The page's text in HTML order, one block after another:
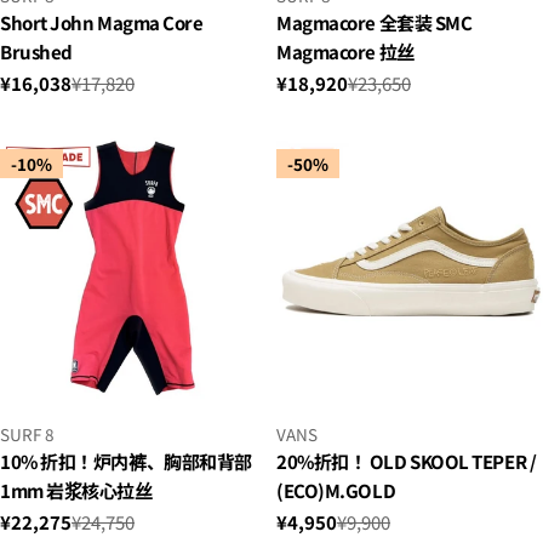
贩：
Short John Magma Core
Brushed
销
价
格
¥16,038
正
价
格
¥17,820
贩：
Magmacore 全套装 SMC
Magmacore 拉丝
销
格
¥18,920
正
格
¥23,650
-10%
小
贩：
SURF 8
10% 折扣！炉内裤、胸部和背部
1mm 岩浆核心拉丝
销
¥22,275
正
¥24,750
-50%
小
贩：
VANS
20%折扣！ OLD SKOOL TEPER /
(ECO)M.GOLD
销
¥4,950
正
¥9,900